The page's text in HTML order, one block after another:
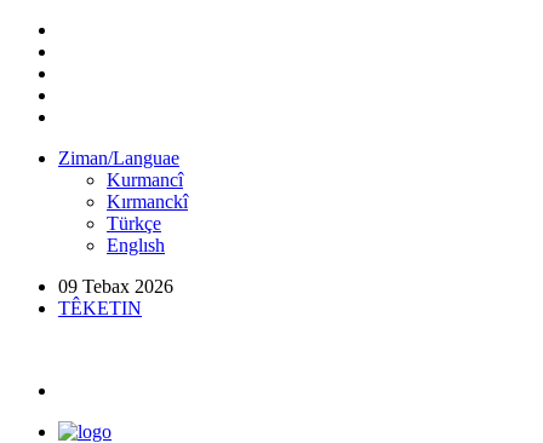
Ziman/Languae
Kurmancî
Kırmanckî
Türkçe
Englısh
09 Tebax 2026
TÊKETIN